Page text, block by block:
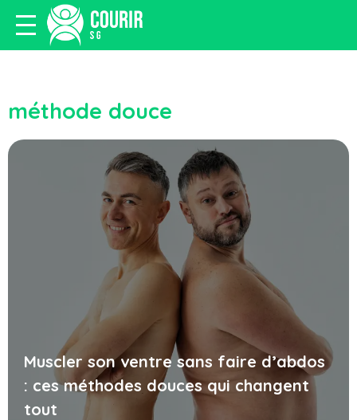
méthode douce
Muscler son ventre sans faire d’abdos
: ces méthodes douces qui changent
tout